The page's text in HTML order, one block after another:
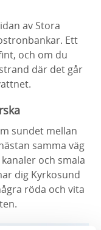
av Stora
Ett
och om du
där det går
sundet mellan
samma väg
och smala
dig Kyrkosund
röda och vita